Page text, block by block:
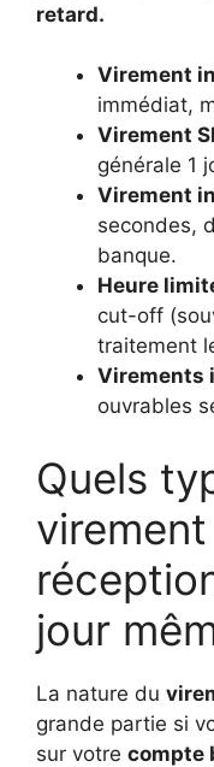
retard.
Virement
immédiat,
Virement
générale 1
Virement
secondes,
banque.
Heure
cut-off
traitement
Virements
ouvrables
Quels
jour
La nature du
grande partie si
sur votre compte